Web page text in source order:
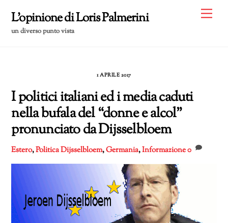
content
L'opinione di Loris Palmerini
un diverso punto vista
1 APRILE 2017
I politici italiani ed i media caduti
nella bufala del “donne e alcol”
pronunciato da Dijsselbloem
Estero,PoliticaDijsselbloem,Germania,Informazione0